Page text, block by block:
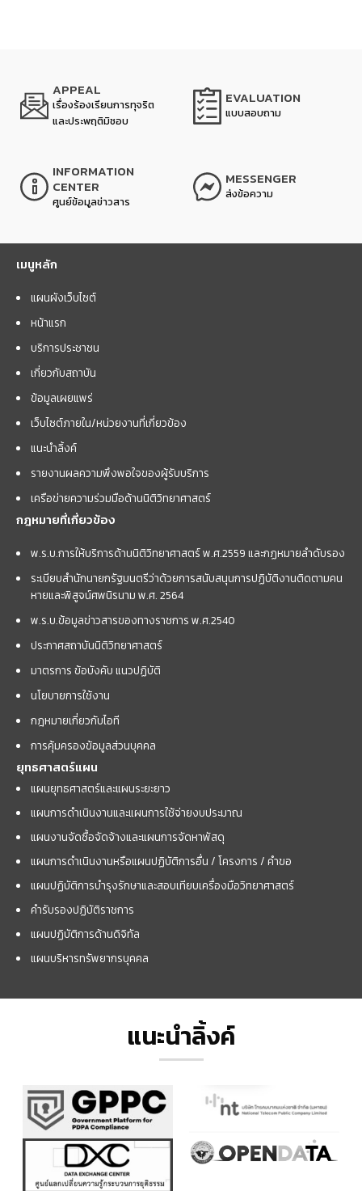
APPEAL
เรื่องร้องเรียนการทุจริต
และประพฤติมิชอบ
EVALUATION
แบบสอบถาม
INFORMATION
CENTER
ศูนย์ข้อมูลข่าวสาร
MESSENGER
ส่งข้อความ
เมนูหลัก
แผนผังเว็บไซต์
หน้าแรก
บริการประชาชน
เกี่ยวกับสถาบัน
ข้อมูลเผยแพร่
เว็บไซต์ภายใน/หน่วยงานที่เกี่ยวข้อง
แนะนำลิ้งค์
รายงานผลความพึงพอใจของผู้รับบริการ
เครือข่ายความร่วมมือด้านนิติวิทยาศาสตร์
กฎหมายที่เกี่ยวข้อง
พ.ร.บ.การให้บริการด้านนิติวิทยาศาสตร์ พ.ศ.2559 และกฏหมายลำดับรอง
ระเบียบสำนักนายกรัฐมนตรีว่าด้วยการสนับสนุนการปฏิบัติงานติดตามคน
หายและพิสูจน์ศพนิรนาม พ.ศ. 2564
พ.ร.บ.ข้อมูลข่าวสารของทางราชการ พ.ศ.2540
ประกาศสถาบันนิติวิทยาศาสตร์
มาตรการ ข้อบังคับ แนวปฏิบัติ
นโยบายการใช้งาน
กฎหมายเกี่ยวกับไอที
การคุ้มครองข้อมูลส่วนบุคคล
ยุทธศาสตร์แผน
แผนยุทธศาสตร์และแผนระยะยาว
แผนการดำเนินงานและแผนการใช้จ่ายงบประมาณ
แผนงานจัดซื้อจัดจ้างและแผนการจัดหาพัสดุ
แผนการดำเนินงานหรือแผนปฏิบัติการอื่น / โครงการ / คำขอ
แผนปฏิบัติการบำรุงรักษาและสอบเทียบเครื่องมือวิทยาศาสตร์
คำรับรองปฏิบัติราชการ
แผนปฏิบัติการด้านดิจิทัล
แผนบริหารทรัพยากรบุคคล
แนะนำลิ้งค์